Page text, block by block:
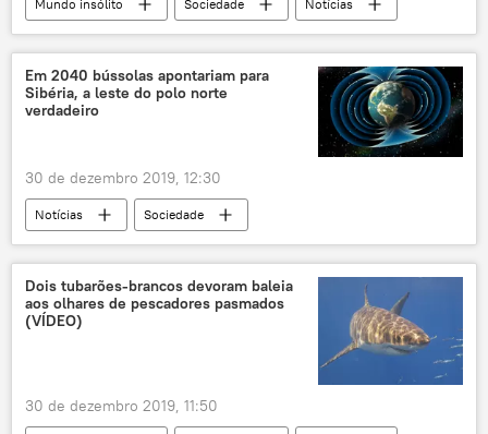
Mundo insólito Sociedade
Notícias
ataque
animal leão zebra
Em 2040 bússolas apontariam para
Sibéria, a leste do polo norte
verdadeiro
30 de dezembro 2019, 12:30
Notícias
Sociedade
Ciência e Tecnologia
Polo Norte
campo magnético
Rússia
Dois tubarões-brancos devoram baleia
aos olhares de pescadores pasmados
(VÍDEO)
30 de dezembro 2019, 11:50